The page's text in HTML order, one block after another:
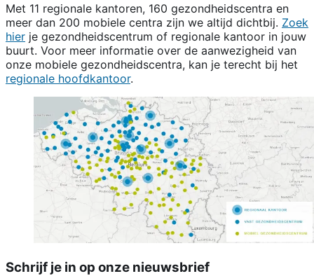
Met 11 regionale kantoren, 160 gezondheidscentra en
meer dan 200 mobiele centra zijn we altijd dichtbij. Zoek
hier je gezondheidscentrum of regionale kantoor in jouw
buurt. Voor meer informatie over de aanwezigheid van
onze mobiele gezondheidscentra, kan je terecht bij het
regionale hoofdkantoor.
Schrijf je in op onze nieuwsbrief